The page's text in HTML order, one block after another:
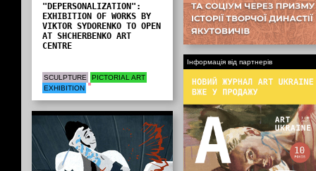
"DEPERSONALIZATION":
EXHIBITION OF WORKS BY
VIKTOR SYDORENKO TO OPEN
AT SHCHERBENKO ART
CENTRE
SCULPTURE
PICTORIAL ART
EXHIBITION
Інформація від партнерів